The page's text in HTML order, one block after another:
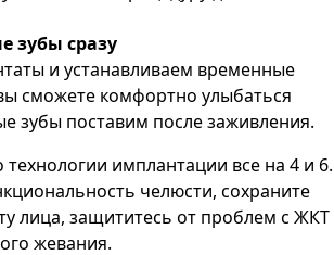
зубы сразу
и устанавливаем временные
сможете комфортно улыбаться
зубы поставим после заживления.
имплантации все на 4 и 6.
челюсти, сохраните
лица, защититесь от проблем с ЖКТ
жевания.